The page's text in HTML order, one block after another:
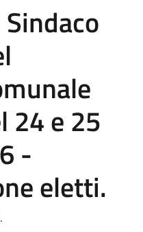
24 e 25
-
eletti.